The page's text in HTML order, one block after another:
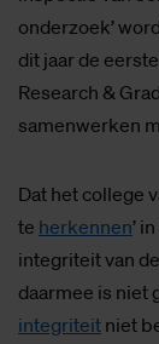
onderzoek’
dit jaar de
Research &
samenwerken
Dat het college
te herkennen’
integriteit van
daarmee is niet
integriteit niet